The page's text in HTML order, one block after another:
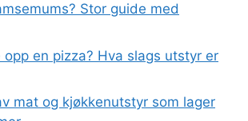
Stor guide med
en pizza? Hva slags utstyr er
mat og kjøkkenutstyr som lager